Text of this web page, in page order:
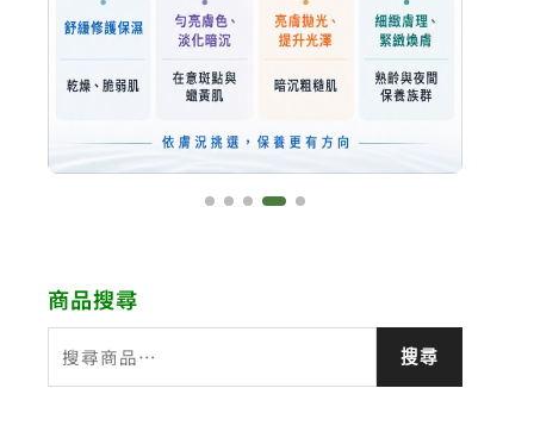
商品搜尋
尋
搜尋